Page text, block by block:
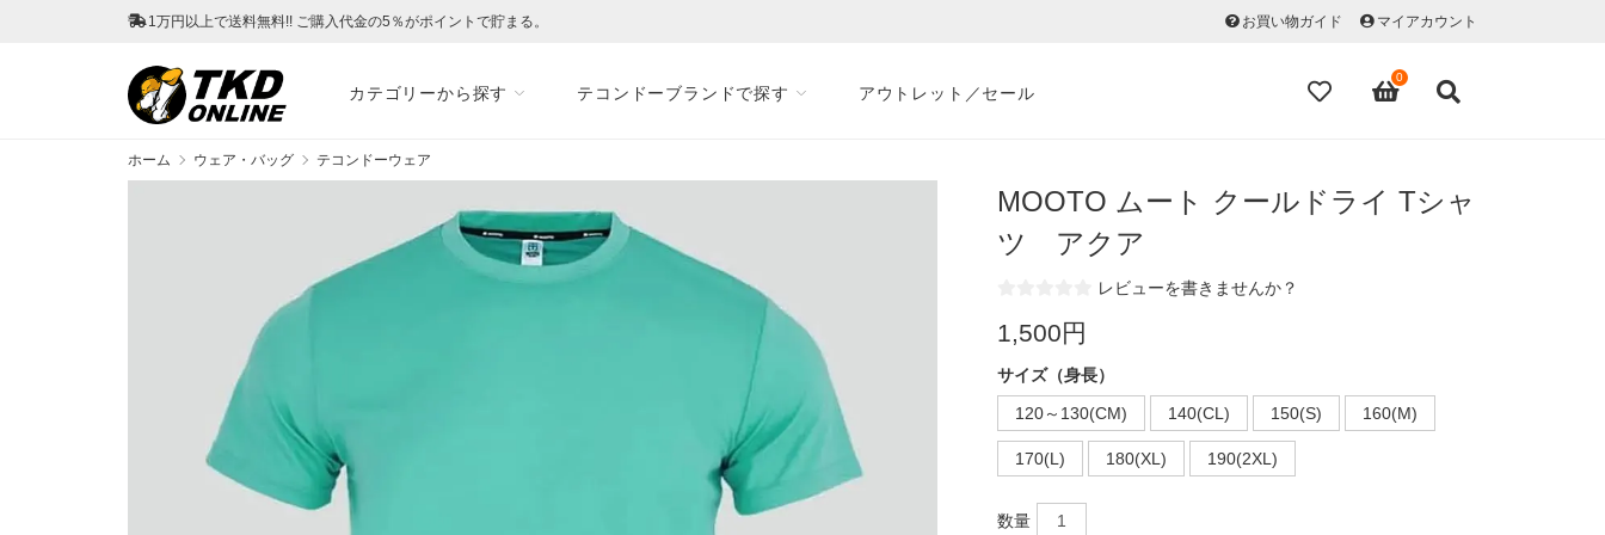
1万円以上で送料無料!! ご購入代金の5％がポイントで貯まる。 お買い物ガイド マイアカウント
カテゴリーから探す テコンドーブランドで探す アウトレット／セール
0
ホーム ウェア・バッグ テコンドーウェア
MOOTO ムート クールドライ Tシャ
ツ アクア
レビューを書きませんか？
1,500円
サイズ（身長）
120～130(CM)
140(CL) 150(S) 160(M)
170(L) 180(XL) 190(2XL)
数量